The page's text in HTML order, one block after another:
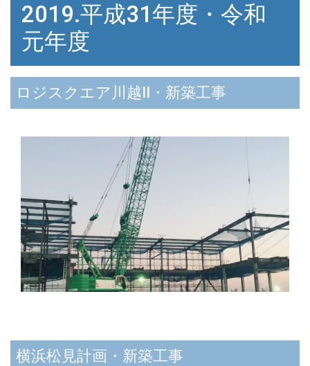
2019.平成31年度・令和
元年度
ロジスクエア川越Ⅱ・新築工事
横浜松見計画・新築工事